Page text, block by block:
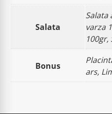
Salata
Salata
varza
Bonus
ars,